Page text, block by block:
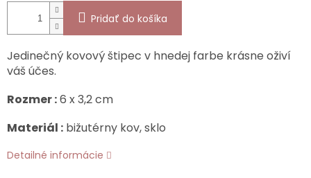
Pridať do košíka
Jedinečný kovový štipec v hnedej farbe krásne oživí
váš účes.
Rozmer :6 x 3,2 cm
Materiál : bižutérny kov, sklo
Detailné informácie